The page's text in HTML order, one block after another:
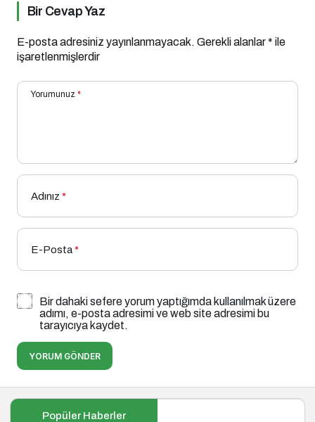
Bir Cevap Yaz
E-posta adresiniz yayınlanmayacak. Gerekli alanlar* ile
işaretlenmişlerdir
Yorumunuz *
Adınız *
E-Posta*
Bir dahaki sefere yorum yaptığımda kullanılmak üzere
adımı, e-posta adresimi ve web site adresimi bu
tarayıcıya kaydet.
YORUM GÖNDER
Popüler Haberler